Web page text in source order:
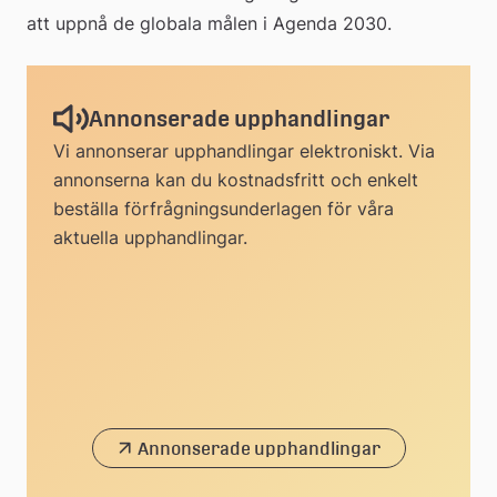
att uppnå de globala målen i Agenda 2030.
Annonserade upphandlingar
Vi annonserar upphandlingar elektroniskt. Via
annonserna kan du kostnadsfritt och enkelt
beställa förfrågningsunderlagen för våra
aktuella upphandlingar.
Annonserade upphandlingar